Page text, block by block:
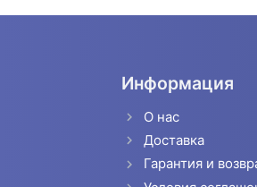
Информация
О нас
Доставка
Гарантия и